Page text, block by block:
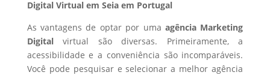
Digital Virtual em Seia em Portugal
As vantagens de optar por uma agência Marketing
Digitalvirtual são diversas. Primeiramente, a
acessibilidade e a conveniência são incomparáveis.
Você pode pesquisar e selecionar a melhor agência